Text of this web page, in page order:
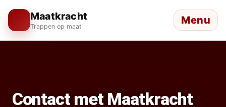
Maatkracht
Trappen op maat Menu
Contact met Maatkracht